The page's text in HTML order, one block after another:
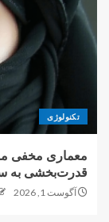
تکنولوژی
معماری مخفی
قدرت‌بخشی به
آگوست 1, 2026